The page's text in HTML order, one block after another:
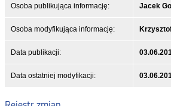
Osoba publikująca informację: Jacek
Osoba modyfikująca informację:
Data publikacji:
Data ostatniej modyfikacji: